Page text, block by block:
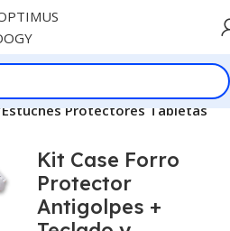
Estuches Protectores Tabletas
Kit Case Forro
Protector
Antigolpes +